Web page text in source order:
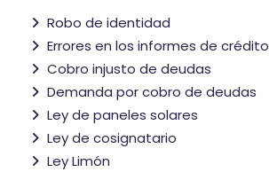
Robo de identidad
Errores en los informes de crédito
Cobro injusto de deudas
Demanda por cobro de deudas
Ley de paneles solares
Ley de cosignatario
Ley Limón